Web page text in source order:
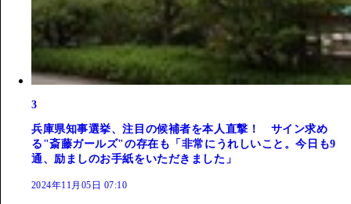
3
兵庫県知事選挙、注目の候補者を本人直撃！ サイン求め
る"斎藤ガールズ"の存在も「非常にうれしいこと。今日も9
通、励ましのお手紙をいただきました」
2024年11月05日 07:10